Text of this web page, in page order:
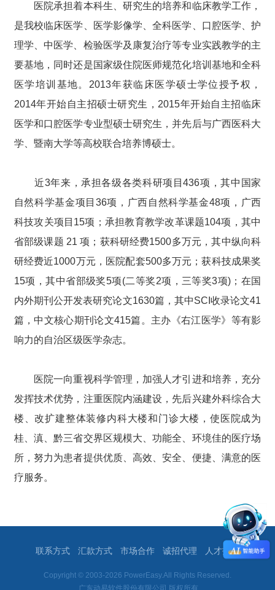
医院承担着本科生、研究生的培养和临床教学工作，
是我校临床医学、医学影像学、全科医学、口腔医学、护
理学、中医学、检验医学及康复治疗等专业实践教学的主
要基地，同时还是国家级住院医师规范化培训基地和全科
医学培训基地。2013年获临床医学硕士学位授予权，
2014年开始自主招硕士研究生，2015年开始自主招临床
医学和口腔医学专业型硕士研究生，并先后与广西医科大
学、暨南大学等高校联合培养博硕士。
近3年来，承担各级各类科研项目436项，其中国家
自然科学基金项目36项，广西自然科学基金48项，广西
科技攻关项目15项；承担教育教学改革课题104项，其中
省部级课题 21 项；获科研经费1500多万元，其中纵向科
研经费近1000万元，医院配套500多万元；获科技成果奖
15项，其中省部级奖5项(二等奖2项，三等奖3项)；在国
内外期刊公开发表研究论文1630篇，其中SCI收录论文41
篇，中文核心期刊论文415篇。主办《右江医学》等有影
响力的自治区级医学杂志。
医院一向重视科学管理，加强人才引进和培养，充分
发挥技术优势，注重医院内涵建设，先后兴建外科综合大
楼、改扩建整体装修内科大楼和门诊大楼，使医院成为
桂、滇、黔三省交界区规模大、功能全、环境佳的医疗场
所，努力为患者提供优质、高效、安全、便捷、满意的医
疗服务。
联系方式 汇款方式 市场合作 诚招代理 人才招聘
Copyright © 2003-2026 PowerEasy.All Rights Reserved.